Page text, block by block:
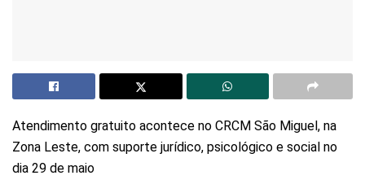
Atendimento gratuito acontece no CRCM São Miguel, na
Zona Leste, com suporte jurídico, psicológico e social no
dia 29 de maio